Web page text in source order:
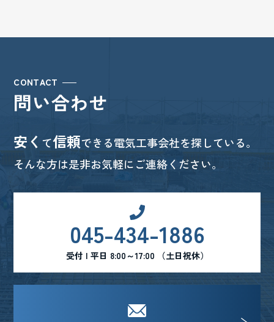
CONTACT
問い合わせ
安く て信頼できる電気工事会社を探している。
そんな方は是非お気軽にご連絡ください。
045-434-1886
受付 | 平日 8:00～17:00 （土日祝休）